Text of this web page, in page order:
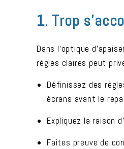
1. Trop
Dans l’optique
règles claires peut
Définissez des
écrans avant le
Expliquez la raison
Faites preuve de